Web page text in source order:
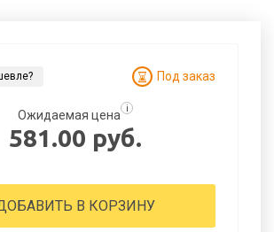
Под заказ
Ожидаемая цена i
581.00 руб.
В КОРЗИНУ